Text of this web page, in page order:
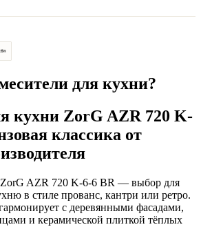
для кухни?
кухни ZorG AZR 720 K-
классика от
AZR 720 K-6-6 BR — выбор для
в стиле прованс, кантри или ретро.
с деревянными фасадами,
и керамической плиткой тёплых